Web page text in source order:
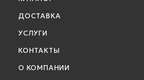
ДОСТАВКА
УСЛУГИ
КОНТАКТЫ
О КОМПАНИИ